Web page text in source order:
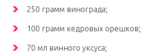
250 грамм винограда;
100 грамм кедровых орешков;
70 мл винного уксуса;